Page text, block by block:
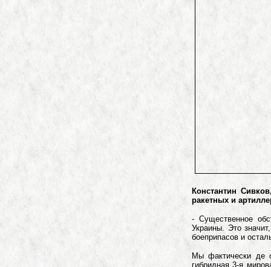
Константин
ракетных и
- Существенное
Украины. Это
боеприпасов и
Мы фактически де
гибридная 3-я